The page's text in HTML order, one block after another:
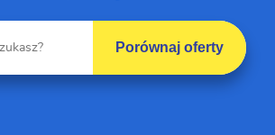
Porównaj oferty